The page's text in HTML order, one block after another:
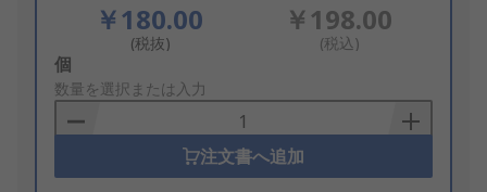
￥180.00
(税抜)
￥198.00
(税込)
Add
to
Basket
個
数量を選択または入力
注文書へ追加